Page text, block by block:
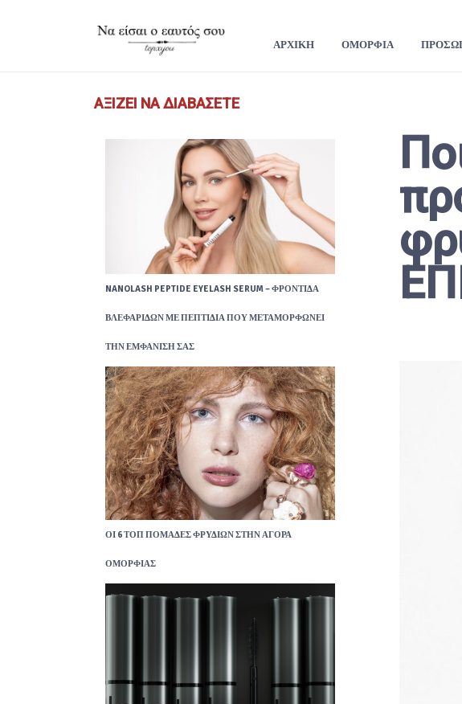
ΑΡΧΙΚΗ ΟΜΟΡΦΙΆ
ΑΞΊΖΕΙ ΝΑ ΔΙΑΒΆΣΕΤΕ
NANOLASH PEPTIDE EYELASH SERUM – ΦΡΟΝΤΊΔΑ
ΒΛΕΦΑΡΊΔΩΝ ΜΕ ΠΕΠΤΊΔΙΑ ΠΟΥ ΜΕΤΑΜΟΡΦΏΝΕΙ
ΤΗΝ ΕΜΦΆΝΙΣΉ ΣΑΣ
ΟΙ 6 ΤΟΠ ΠΟΜΆΔΕΣ ΦΡΥΔΙΏΝ ΣΤΗΝ ΑΓΟΡΆ
ΟΜΟΡΦΙΆΣ